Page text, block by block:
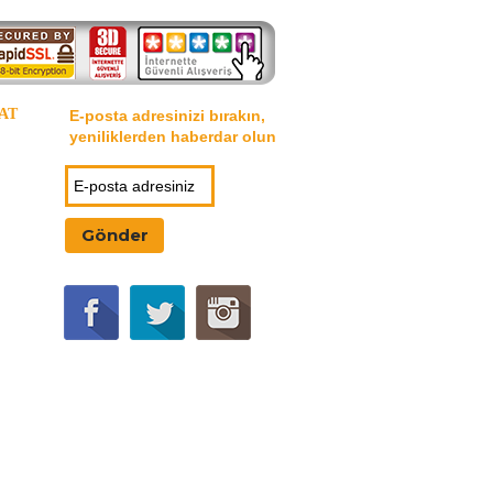
E-posta adresinizi bırakın,
yeniliklerden haberdar olun